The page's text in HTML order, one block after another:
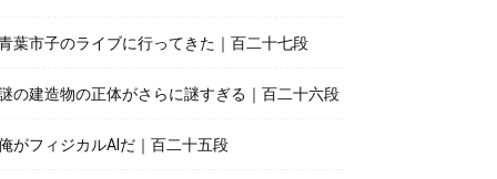
葉市子のライブに行ってきた｜百二十七段
の建造物の正体がさらに謎すぎる｜百二十六段
がフィジカルAIだ｜百二十五段